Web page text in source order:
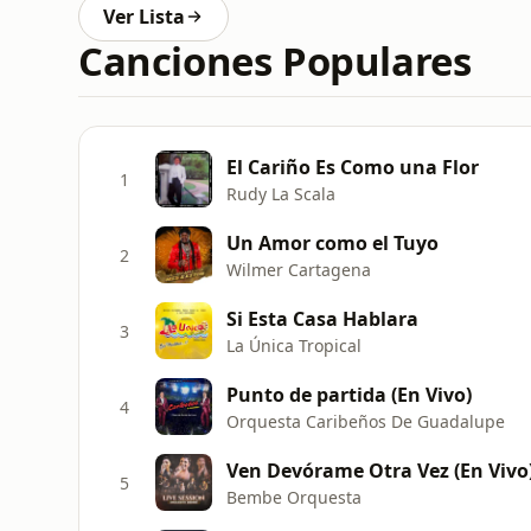
Ver Lista
Canciones Populares
1 El Cariño Es Como una Flor
Rudy La Scala
2 Un Amor como el Tuyo
Wilmer Cartagena
3 Si Esta Casa Hablara
La Única Tropical
4 Punto de partida (En Vivo)
Orquesta Caribeños De Guadalupe
5 Ven Devórame Otra Vez (En
Bembe Orquesta